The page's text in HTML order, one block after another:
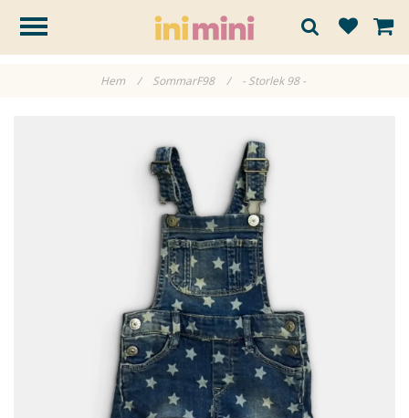
Hem / SommarF98 / - Storlek 98 -